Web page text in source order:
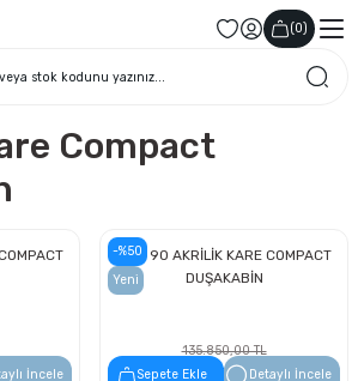
(0)
Compact
İncele
-%50
Yeni
90 x 90 AKRİLİK KARE COMPACT
DUŞAKABİN
135.850,00 TL
67.925,00 TL
Sepete Ekle Detaylı İncele